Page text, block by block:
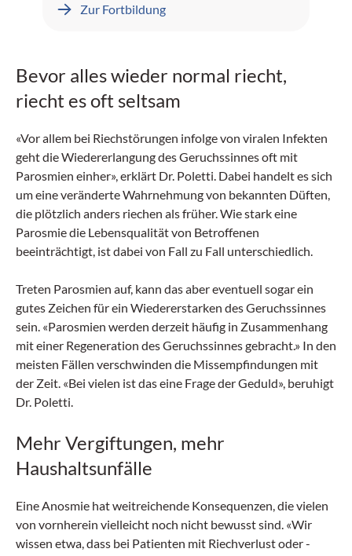
Zur Fortbildung
Bevor alles wieder normal riecht,
riecht es oft seltsam
«Vor allem bei Riechstörungen infolge von viralen Infekten
geht die Wiedererlangung des Geruchssinnes oft mit
Parosmien einher», erklärt Dr. Poletti. Dabei handelt es sich
um eine veränderte Wahrnehmung von bekannten Düften,
die plötzlich anders riechen als früher. Wie stark eine
Parosmie die Lebensqualität von Betroffenen
beeinträchtigt, ist dabei von Fall zu Fall unterschiedlich.
Treten Parosmien auf, kann das aber eventuell sogar ein
gutes Zeichen für ein Wiedererstarken des Geruchssinnes
sein. «Parosmien werden derzeit häufig in Zusammenhang
mit einer Regeneration des Geruchssinnes gebracht.» In den
meisten Fällen verschwinden die Missempfindungen mit
der Zeit. «Bei vielen ist das eine Frage der Geduld», beruhigt
Dr. Poletti.
Mehr Vergiftungen, mehr
Haushaltsunfälle
Eine Anosmie hat weitreichende Konsequenzen, die vielen
von vornherein vielleicht noch nicht bewusst sind. «Wir
wissen etwa, dass bei Patienten mit Riechverlust oder -